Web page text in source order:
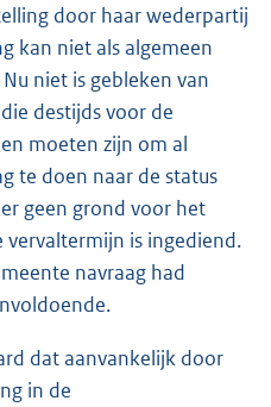
door haar wederpartij
kan niet als algemeen
niet is gebleken van
destijds voor de
moeten zijn om al
te doen naar de status
geen grond voor het
is ingediend.
navraag had
dat aanvankelijk door
in de